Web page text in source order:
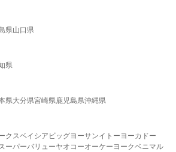
県山口県
県
県大分県宮崎県鹿児島県沖縄県
クスベイシア ビッグヨーサンイトーヨーカドー
ーパーバリューヤオコーオーケー ヨークベニマル